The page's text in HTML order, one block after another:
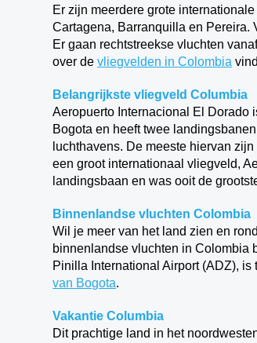
Er zijn meerdere grote
Cartagena, Barranquilla en Pereira.
Er gaan rechtstreekse vluchten
over devliegvelden inColombia
Belangrijkste vliegveld Columbia
Aeropuerto Internacional El Dorado
Bogota en heeft twee
luchthavens. De meeste hiervan
een groot internationaal vliegveld,
landingsbaan en was ooit de
Binnenlandse vluchten Colombia
Wil je meer van het land zien en
binnenlandse vluchten in Colombia
Pinilla International Airport (ADZ),
van Bogota.
Vakantie Columbia
Dit prachtige land in het